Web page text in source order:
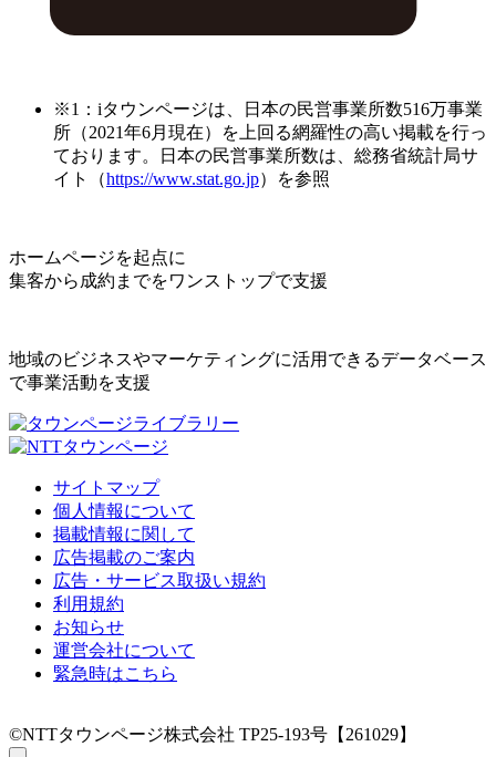
※1：iタウンページは、日本の民営事業所数516万事業
所（2021年6月現在）を上回る網羅性の高い掲載を行っ
ております。日本の民営事業所数は、総務省統計局サ
イト（https://www.stat.go.jp）を参照
ホームページを起点に
集客から成約までをワンストップで支援
地域のビジネスやマーケティングに活用できるデータベース
で事業活動を支援
サイトマップ
個人情報について
掲載情報に関して
広告掲載のご案内
広告・サービス取扱い規約
利用規約
お知らせ
運営会社について
緊急時はこちら
©NTTタウンページ株式会社 TP25-193号【261029】